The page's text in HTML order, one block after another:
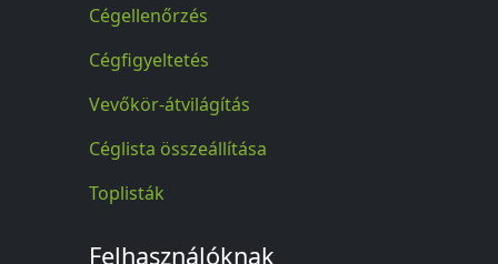
Cégellenőrzés
Cégfigyeltetés
Vevőkör-átvilágítás
Céglista összeállítása
Toplisták
Felhasználóknak